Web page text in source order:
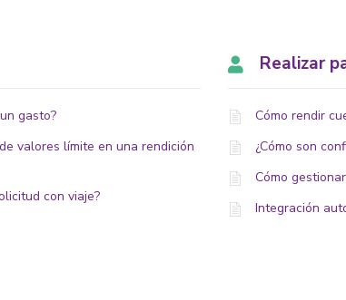
gasto?
valores límite en una rendición
con viaje?
Realizar
Cómo rendir
¿Cómo son
Cómo
Integración